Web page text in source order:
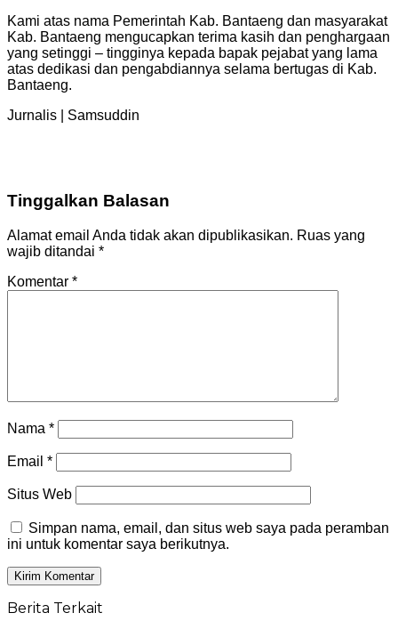
Kami atas nama Pemerintah Kab. Bantaeng dan masyarakat
Kab. Bantaeng mengucapkan terima kasih dan penghargaan
yang setinggi – tingginya kepada bapak pejabat yang lama
atas dedikasi dan pengabdiannya selama bertugas di Kab.
Bantaeng.
Jurnalis | Samsuddin
Tinggalkan Balasan
Alamat email Anda tidak akan dipublikasikan. Ruas yang
wajib ditandai *
Komentar *
Nama *
Email *
Situs Web
Simpan nama, email, dan situs web saya pada peramban
ini untuk komentar saya berikutnya.
Berita Terkait